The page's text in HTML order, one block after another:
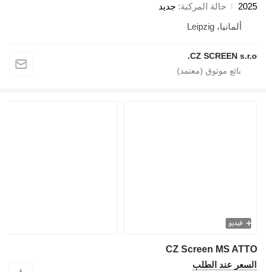
حالة المركبة جديد
ألمانيا، Leipzig
CZ SCREEN
فيديو
CZ Screen MS
عند الطلب